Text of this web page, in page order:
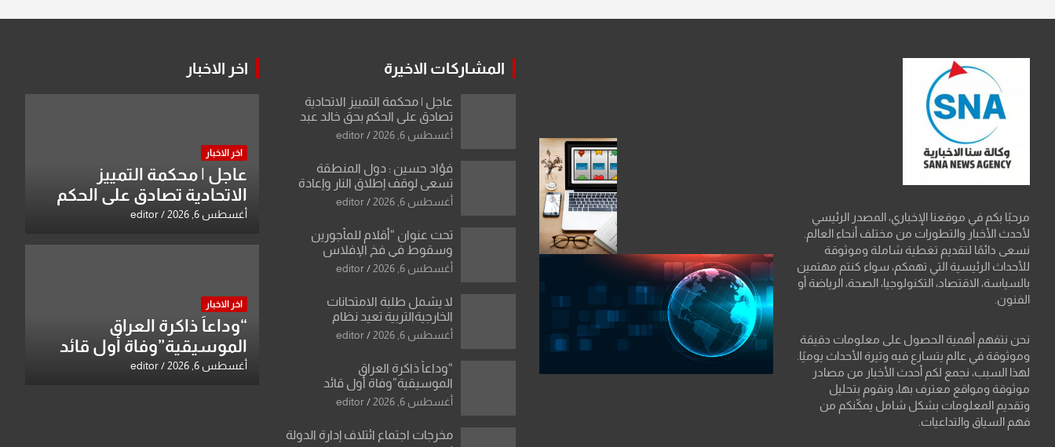
مرحبًا بكم في موقعنا الإخباري، المصدر الرئيسي
لأحدث الأخبار والتطورات من مختلف أنحاء العالم.
نسعى دائمًا لتقديم تغطية شاملة وموثوقة
للأحداث الرئيسية التي تهمكم، سواء كنتم مهتمين
بالسياسة، الاقتصاد، التكنولوجيا، الصحة، الرياضة أو
الفنون.
نحن نتفهم أهمية الحصول على معلومات دقيقة
وموثوقة في عالم يتسارع فيه وتيرة الأحداث يوميًا.
لهذا السبب، نجمع لكم أحدث الأخبار من مصادر
موثوقة ومواقع معترف بها، ونقوم بتحليل
وتقديم المعلومات بشكل شامل يمكّنكم من
فهم السياق والتداعيات.
المشاركات الاخيرة
عاجل | محكمة التمييز الاتحادية
تصادق على الحكم بحق خالد عبد
الواحد كبيان
أغسطس 6, 2026 editor
فؤاد حسين : دول المنطقة
تسعى لوقف إطلاق النار وإعادة
فتح مضيق هرمز .. والعراق يطرح
أغسطس 6, 2026 editor
تحت عنوان “أقلام للمأجورين
وسقوط في فخ الإفلاس
الإعلامي”: ردٌّ صريح على افتراءات
أغسطس 6, 2026 editor
لا يشمل طلبة الامتحانات
الخارجيةالتربية تعيد نظام
المحاولات لطلبة السادس
أغسطس 6, 2026 editor
“وداعاً ذاكرة العراق
الموسيقية”وفاة أول قائد
للأوركسترا السمفونية عبد الرزاق
أغسطس 6, 2026 editor
مخرجات اجتماع ائتلاف إدارة الدولة
اخر الاخبار
اخر الاخبار
عاجل | محكمة التمييز
الاتحادية تصادق على الحكم
بحق خالد عبد الواحد كبيان
أغسطس 6, 2026 editor
اخر الاخبار
“وداعاً ذاكرة العراق
الموسيقية”وفاة أول قائد
للأوركسترا السمفونية عبد
أغسطس 6, 2026 editor